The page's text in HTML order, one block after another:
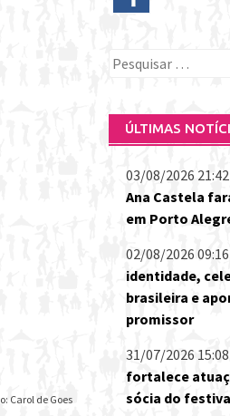
Carol de Goes
Pesquisar
ÚLTIMAS
03/08/2026 21:42
Ana Castela
em Porto
02/08/2026 09:16
identidade,
brasileira e
promissor
31/07/2026 15:08
fortalece
sócia do